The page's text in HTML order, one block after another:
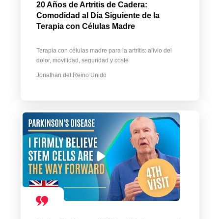
20 Años de Artritis de Cadera:
Comodidad al Día Siguiente de la
Terapia con Células Madre
Terapia con células madre para la artritis: alivio del
dolor, movilidad, seguridad y coste
Jonathan del Reino Unido